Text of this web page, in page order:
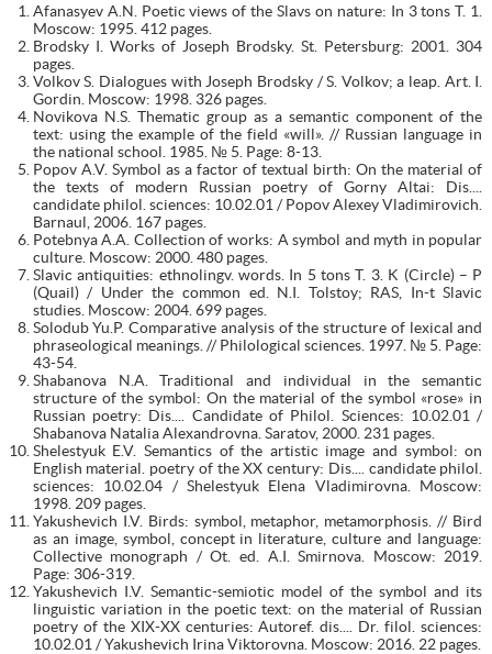
Afanasyev A.N. Poetic views of the Slavs on nature: In 3 tons T. 1.
Moscow: 1995. 412 pages.
Brodsky I. Works of Joseph Brodsky. St. Petersburg: 2001. 304
pages.
Volkov S. Dialogues with Joseph Brodsky / S. Volkov; a leap. Art. I.
Gordin. Moscow: 1998. 326 pages.
Novikova N.S. Thematic group as a semantic component of the
text: using the example of the field «will». // Russian language in
the national school. 1985. № 5. Page: 8-13.
Popov A.V. Symbol as a factor of textual birth: On the material of
the texts of modern Russian poetry of Gorny Altai: Dis....
candidate philol. sciences: 10.02.01 / Popov Alexey Vladimirovich.
Barnaul, 2006. 167 pages.
Potebnya A.A. Collection of works: A symbol and myth in popular
culture. Moscow: 2000. 480 pages.
Slavic antiquities: ethnolingv. words. In 5 tons T. 3. K (Circle) – P
(Quail) / Under the common ed. N.I. Tolstoy; RAS, In-t Slavic
studies. Moscow: 2004. 699 pages.
Solodub Yu.P. Comparative analysis of the structure of lexical and
phraseological meanings. // Philological sciences. 1997. № 5. Page:
43-54.
Shabanova N.A. Traditional and individual in the semantic
structure of the symbol: On the material of the symbol «rose» in
Russian poetry: Dis.... Candidate of Philol. Sciences: 10.02.01 /
Shabanova Natalia Alexandrovna. Saratov, 2000. 231 pages.
Shelestyuk E.V. Semantics of the artistic image and symbol: on
English material. poetry of the XX century: Dis.... candidate philol.
sciences: 10.02.04 / Shelestyuk Elena Vladimirovna. Moscow:
1998. 209 pages.
Yakushevich I.V. Birds: symbol, metaphor, metamorphosis. // Bird
as an image, symbol, concept in literature, culture and language:
Collective monograph / Ot. ed. A.I. Smirnova. Moscow: 2019.
Page: 306-319.
Yakushevich I.V. Semantic-semiotic model of the symbol and its
linguistic variation in the poetic text: on the material of Russian
poetry of the XIX-XX centuries: Autoref. dis.... Dr. filol. sciences:
10.02.01 / Yakushevich Irina Viktorovna. Moscow: 2016. 22 pages.